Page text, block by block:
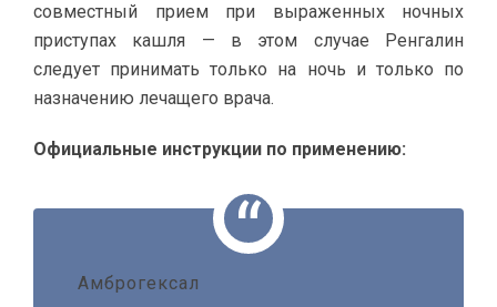
совместный прием при выраженных ночных
приступах кашля — в этом случае Ренгалин
следует принимать только на ночь и только по
назначению лечащего врача.
Официальные инструкции по применению:
Амброгексал